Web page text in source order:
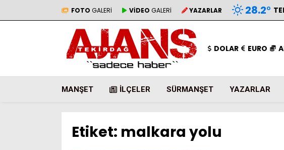
FOTO GALERİ VİDEO GALERİ YAZARLAR 28.2°
DOLAR EURO
MANŞET İLÇELER SÜRMANŞET YAZARLAR
Etiket: malkara yolu